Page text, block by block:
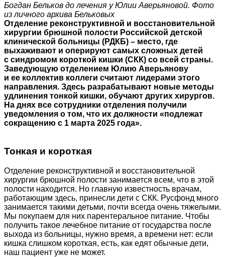
Богдан Бельков до лечения у Юлии Аверьяновой. Фото
из личного архива Бельковых
Отделение реконструктивной и восстановительной
хирургии брюшной полости Российской детской
клинической больницы (РДКБ) – место, где
выхаживают и оперируют самых сложных детей
с синдромом короткой кишки (СКК) со всей страны.
Заведующую отделением Юлию Аверьянову
и ее коллектив коллеги считают лидерами этого
направления. Здесь разрабатывают новые методы
удлинения тонкой кишки, обучают других хирургов.
На днях все сотрудники отделения получили
уведомления о том, что их должности «подлежат
сокращению с 1 марта 2025 года».
Тонкая и короткая
Отделение реконструктивной и восстановительной
хирургии брюшной полости занимается всем, что в этой
полости находится. Но главную известность врачам,
работающим здесь, принесли дети с СКК. Русфонд много
занимается такими детьми, почти всегда очень тяжелыми.
Мы покупаем для них парентеральное питание. Чтобы
получить такое лечебное питание от государства после
выхода из больницы, нужно время, а времени нет: если
кишка слишком короткая, есть, как едят обычные дети,
наш пациент уже не может.